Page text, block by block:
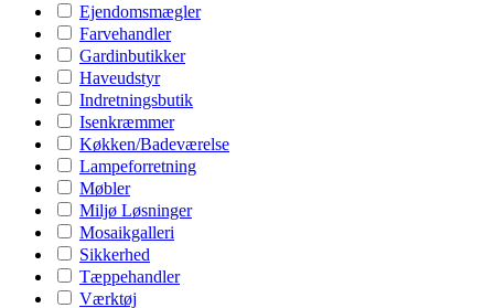
Ejendomsmægler
Farvehandler
Gardinbutikker
Haveudstyr
Indretningsbutik
Isenkræmmer
Køkken/Badeværelse
Lampeforretning
Møbler
Miljø Løsninger
Mosaikgalleri
Sikkerhed
Tæppehandler
Værktøj